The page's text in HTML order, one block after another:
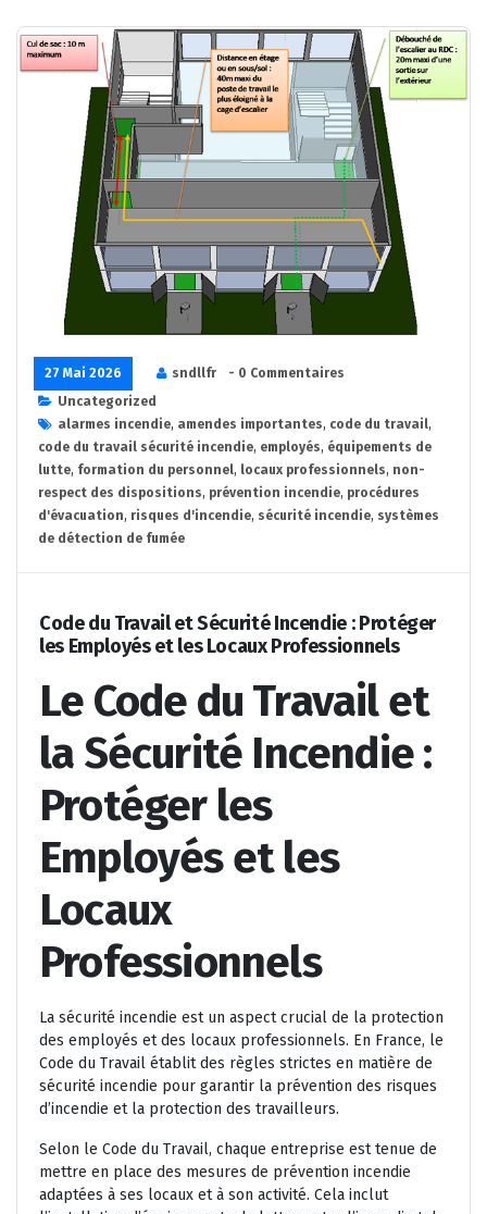
27 Mai 2026 sndllfr
- 0 Commentaires
Uncategorized
alarmes incendie, amendes importantes, code du travail,
code du travail sécurité incendie, employés, équipements de
lutte, formation du personnel, locaux professionnels, non-
respect des dispositions, prévention incendie, procédures
d'évacuation, risques d'incendie, sécurité incendie, systèmes
de détection de fumée
Code du Travail et Sécurité Incendie : Protéger
les Employés et les Locaux Professionnels
Le Code du Travail et
la Sécurité Incendie :
Protéger les
Employés et les
Locaux
Professionnels
La sécurité incendie est un aspect crucial de la protection
des employés et des locaux professionnels. En France, le
Code du Travail établit des règles strictes en matière de
sécurité incendie pour garantir la prévention des risques
d’incendie et la protection des travailleurs.
Selon le Code du Travail, chaque entreprise est tenue de
mettre en place des mesures de prévention incendie
adaptées à ses locaux et à son activité. Cela inclut